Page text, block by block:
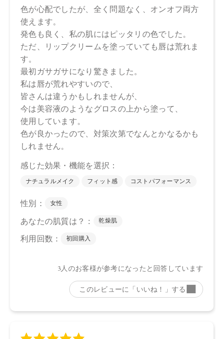
ステリル／イソステアリル／セチル／ステアリル／ベヘニ
ル）、ヒマワリ種子ロウ、スクワラン、ダイマージリノール
酸水添ヒマシ油、シリカ、キャンデリラロウエキス、キャン
デリラロウ炭化水素、セスキイソステアリン酸ソルビタン、
オプンチアフィクスインジカ種子油、ホホバ種子油、ローズ
マリー葉油、オリーブ果実油、カニナバラ果実油、ラベンダ
ー油、ベルガモット果皮油、ニオイテンジクアオイ油、アオ
モジ果実油、イランイラン花油、ミツロウ、トコフェロー
ル、水酸化Al、マイカ、酸化鉄、酸化チタン、赤202、黄4
【原産国】
日本
店舗でお問い合わせの際には、下記品番をお伝え下さい。
15：4571649065515
CosmeKitchen 2025/4/18
Biople 2025/4/18
※店舗での取り扱いや詳しい在庫状況につきましては、各店
※発売日は予告なく変更する可能性がございます。予めご了
商品によっては、お届けまで１～２週間かかる場合がござい